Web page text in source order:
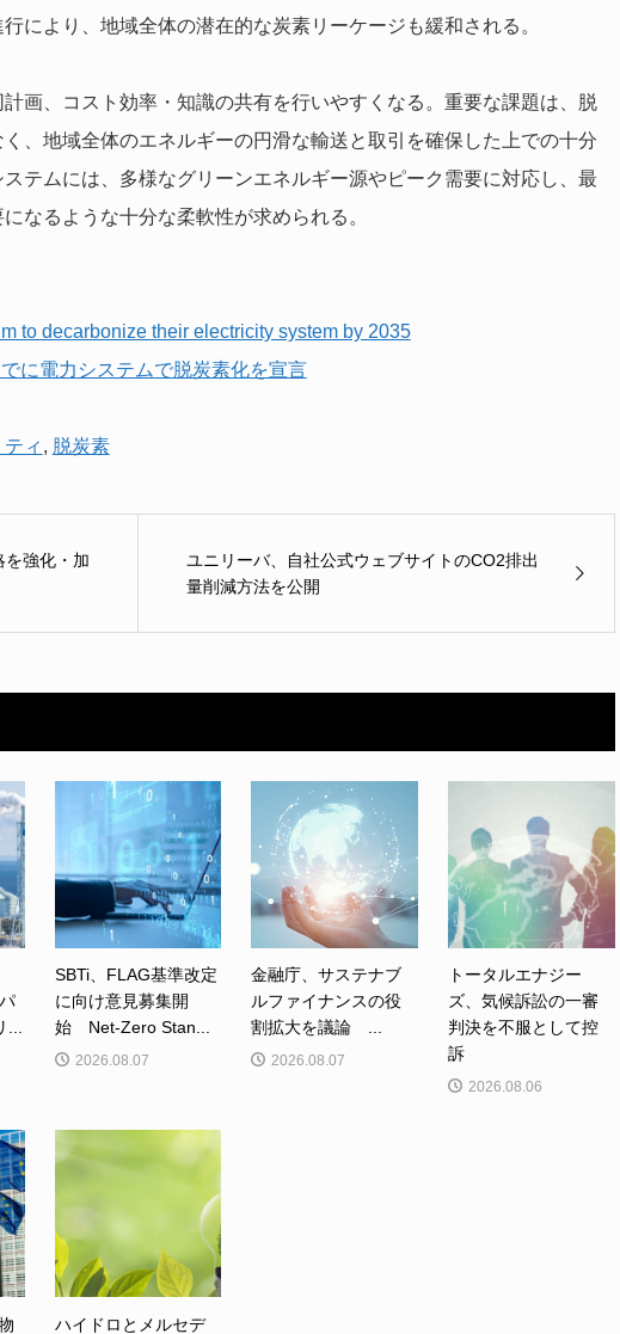
により、地域全体の潜在的な炭素リーケージも緩和される。
画、コスト効率・知識の共有を行いやすくなる。重要な課題は、脱
、地域全体のエネルギーの円滑な輸送と取引を確保した上での十分
テムには、多様なグリーンエネルギー源やピーク需要に対応し、最
なるような十分な柔軟性が求められる。
to decarbonize their electricity system by 2035
に電力システムで脱炭素化を宣言
ィ , 脱炭素
を強化・加
ユニリーバ、自社公式ウェブサイトのCO2排出
量削減方法を公開
...
SBTi、FLAG基準改定
に向け意見募集開
始 Net-Zero Stan...
2026.08.07
金融庁、サステナブ
ルファイナンスの役
割拡大を議論 ...
2026.08.07
トータルエナジー
ズ、気候訴訟の一審
判決を不服として控
訴
2026.08.06
ハイドロとメルセデ